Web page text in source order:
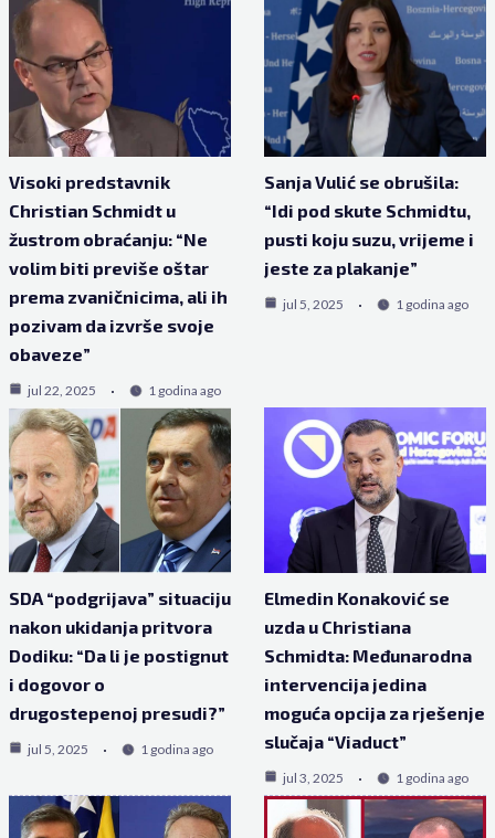
Visoki predstavnik
Christian Schmidt u
žustrom obraćanju: “Ne
volim biti previše oštar
prema zvaničnicima, ali ih
pozivam da izvrše svoje
obaveze”
jul 22, 2025 1 godina ago
Sanja Vulić se obrušila:
“Idi pod skute Schmidtu,
pusti koju suzu, vrijeme i
jeste za plakanje”
jul 5, 2025 1 godina ago
SDA “podgrijava” situaciju
nakon ukidanja pritvora
Dodiku: “Da li je postignut
i dogovor o
drugostepenoj presudi?”
jul 5, 2025 1 godina ago
Elmedin Konaković se
uzda u Christiana
Schmidta: Međunarodna
intervencija jedina
moguća opcija za rješenje
slučaja “Viaduct”
jul 3, 2025 1 godina ago